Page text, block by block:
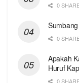
0
0
Apakah
Huruf
0